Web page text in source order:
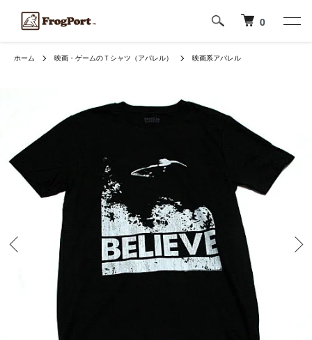
0
ホーム 映画・ゲームのＴシャツ（アパレル） 映画系アパレル